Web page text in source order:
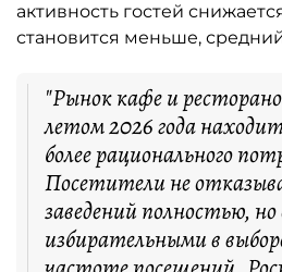
активность гостей
становится меньше,
"Рынок кафе и
летом 2026 года
более рационального
Посетители не
заведений полностью,
избирательными в